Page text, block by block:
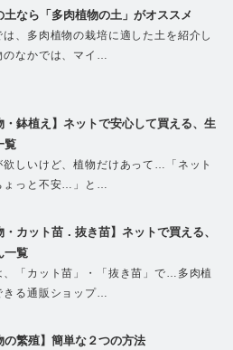
土なら「多肉植物の土」がオススメ
は、多肉植物の栽培に適した土を紹介し
のなかでは、マイ…
・鉢植え】ネットで安心して買える、生
覧
欲しいけど、植物だけあって…「ネット
ょっと不安…」と…
・カット苗．抜き苗】ネットで買える、
一覧
、「カット苗」・「抜き苗」で…多肉植
きる通販ショップ…
の繁殖】簡単な２つの方法